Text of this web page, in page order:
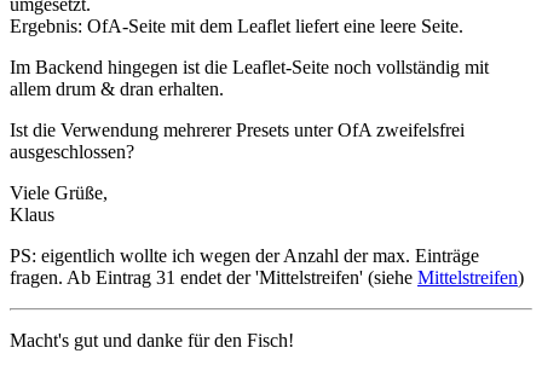
umgesetzt.
Ergebnis: OfA-Seite mit dem Leaflet liefert eine leere Seite.
Im Backend hingegen ist die Leaflet-Seite noch vollständig mit
allem drum & dran erhalten.
Ist die Verwendung mehrerer Presets unter OfA zweifelsfrei
ausgeschlossen?
Viele Grüße,
Klaus
PS: eigentlich wollte ich wegen der Anzahl der max. Einträge
fragen. Ab Eintrag 31 endet der 'Mittelstreifen' (siehe Mittelstreifen)
Macht's gut und danke für den Fisch!